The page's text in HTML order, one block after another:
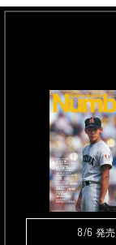
8/6 発売